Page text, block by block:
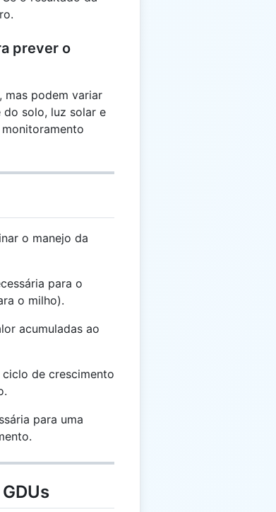
prever o
mas podem variar
solo, luz solar e
o manejo da
para o
o milho).
acumuladas ao
de crescimento
para uma